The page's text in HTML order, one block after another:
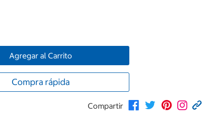
Agregar al Carrito
Compra rápida
Compartir